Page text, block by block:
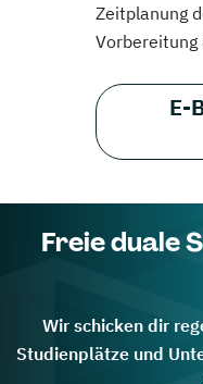
Zeitplanung
Vorbereitung
E-
Freie duale
Wir schicken dir
Studienplätze und